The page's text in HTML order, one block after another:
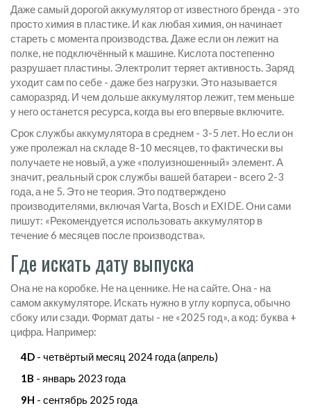
Даже самый дорогой аккумулятор от известного бренда - это
просто химия в пластике. И как любая химия, он начинает
стареть с момента производства. Даже если он лежит на
полке, не подключённый к машине. Кислота постепенно
разрушает пластины. Электролит теряет активность. Заряд
уходит сам по себе - даже без нагрузки. Это называется
саморазряд. И чем дольше аккумулятор лежит, тем меньше
у него останется ресурса, когда вы его впервые включите.
Срок службы аккумулятора в среднем - 3-5 лет. Но если он
уже пролежал на складе 8-10 месяцев, то фактически вы
получаете не новый, а уже «полуизношенный» элемент. А
значит, реальный срок службы вашей батареи - всего 2-3
года, а не 5. Это не теория. Это подтверждено
производителями, включая Varta, Bosch и EXIDE. Они сами
пишут: «Рекомендуется использовать аккумулятор в
течение 6 месяцев после производства».
Где искать дату выпуска
Она не на коробке. Не на ценнике. Не на сайте. Она - на
самом аккумуляторе. Искать нужно в углу корпуса, обычно
сбоку или сзади. Формат даты - не «2025 год», а код: буква +
цифра. Например:
4D - четвёртый месяц 2024 года (апрель)
1B - январь 2023 года
9H - сентябрь 2025 года